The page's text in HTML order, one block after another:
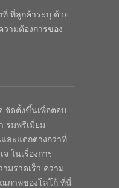
ที่ ที่ลูกค้าระบุ ด้วย
วามต้องการของ
จัดตั้งขึ้นเพื่อตอบ
ร่มพรีเมี่ยม
ละแตกต่างกว่าที่
ในเรื่องการ
มรวดเร็ว ความ
ภาพของโลโก้ ที่นี่